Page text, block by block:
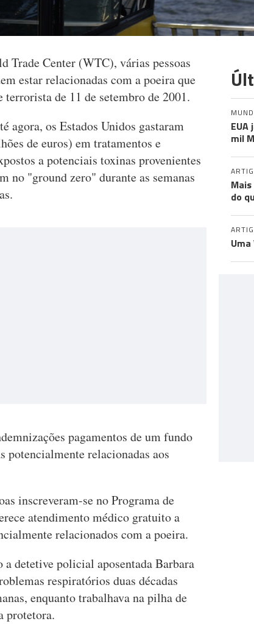
Trade Center (WTC), várias pessoas
estar relacionadas com a poeira que
terrorista de 11 de setembro de 2001.
agora, os Estados Unidos gastaram
de euros) em tratamentos e
a potenciais toxinas provenientes
no "ground zero" durante as semanas
pagamentos de um fundo
potencialmente relacionadas aos
inscreveram-se no Programa de
atendimento médico gratuito a
relacionados com a poeira.
a detetive policial aposentada Barbara
respiratórios duas décadas
enquanto trabalhava na pilha de
protetora.
mil
do